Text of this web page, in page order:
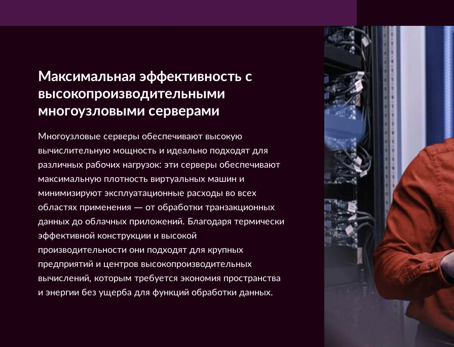
Максимальная эффективность с
высокопроизводительными
многоузловыми серверами
Многоузловые серверы обеспечивают высокую
вычислительную мощность и идеально подходят для
различных рабочих нагрузок: эти серверы обеспечивают
максимальную плотность виртуальных машин и
минимизируют эксплуатационные расходы во всех
областях применения — от обработки транзакционных
данных до облачных приложений. Благодаря термически
эффективной конструкции и высокой
производительности они подходят для крупных
предприятий и центров высокопроизводительных
вычислений, которым требуется экономия пространства
и энергии без ущерба для функций обработки данных.